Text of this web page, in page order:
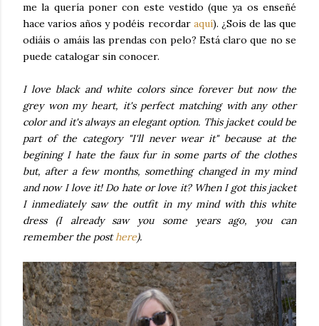
me la quería poner con este vestido (que ya os enseñé
hace varios años y podéis recordar aquí). ¿Sois de las que
odiáis o amáis las prendas con pelo? Está claro que no se
puede catalogar sin conocer.
I love black and white colors since forever but now the
grey won my heart, it's perfect matching with any other
color and it's always an elegant option. This jacket could be
part of the category "I'll never wear it" because at the
begining I hate the faux fur in some parts of the clothes
but, after a few months, something changed in my mind
and now I love it! Do hate or love it? When I got this jacket
I inmediately saw the outfit in my mind with this white
dress (I already saw you some years ago, you can
remember the posthere).